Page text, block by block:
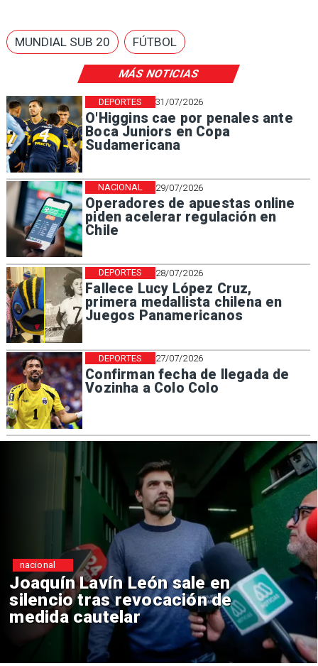
MÁS NOTICIAS
31/07/2026
O'Higgins cae por penales ante
Boca Juniors en Copa
Sudamericana
DEPORTES
29/07/2026
Operadores de apuestas online
piden acelerar regulación en
Chile
NACIONAL
28/07/2026
Fallece Lucy López Cruz,
primera medallista chilena en
Juegos Panamericanos
DEPORTES
27/07/2026
Confirman fecha de llegada de
Vozinha a Colo Colo
DEPORTES
MUNDIAL SUB 20 FÚTBOL
Chile y Venezuela formalizan
reinicio de relaciones
consulares
nacional